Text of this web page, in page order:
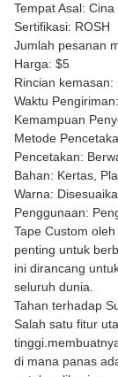
Tempat Asal: Cina
Sertifikasi: ROSH
Jumlah pesanan
Harga: $5
Rincian kemasan:
Waktu
Kemampuan
Metode
Pencetakan:
Bahan: Kertas,
Warna:
Penggunaan:
Tape Custom
penting untuk
ini dirancang
seluruh dunia.
Tahan terhadap
Salah satu fitur
di mana panas